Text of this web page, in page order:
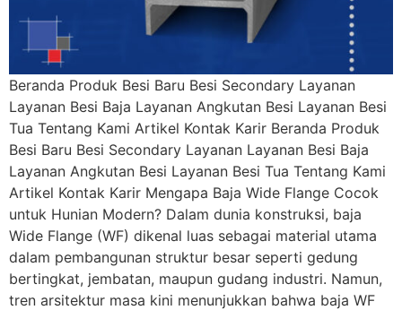
Beranda Produk Besi Baru Besi Secondary Layanan
Layanan Besi Baja Layanan Angkutan Besi Layanan Besi
Tua Tentang Kami Artikel Kontak Karir Beranda Produk
Besi Baru Besi Secondary Layanan Layanan Besi Baja
Layanan Angkutan Besi Layanan Besi Tua Tentang Kami
Artikel Kontak Karir Mengapa Baja Wide Flange Cocok
untuk Hunian Modern? Dalam dunia konstruksi, baja
Wide Flange (WF) dikenal luas sebagai material utama
dalam pembangunan struktur besar seperti gedung
bertingkat, jembatan, maupun gudang industri. Namun,
tren arsitektur masa kini menunjukkan bahwa baja WF